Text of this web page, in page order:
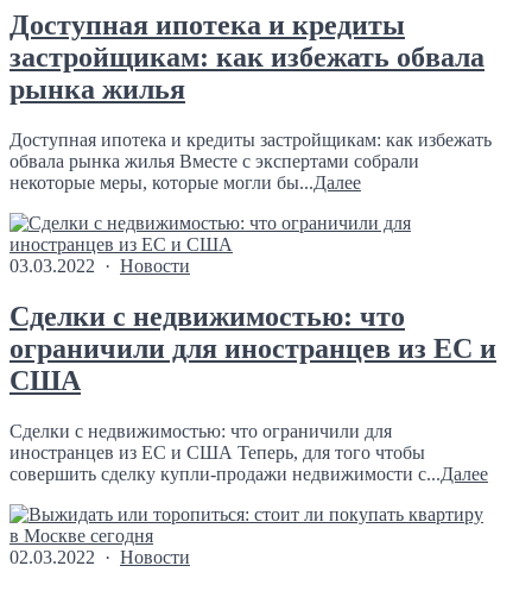
Доступная ипотека и кредиты
застройщикам: как избежать обвала
рынка жилья
Доступная ипотека и кредиты застройщикам: как избежать
обвала рынка жилья Вместе с экспертами собрали
некоторые меры, которые могли бы...Далее
03.03.2022 · Новости
Сделки с недвижимостью: что
ограничили для иностранцев из ЕС и
США
Сделки с недвижимостью: что ограничили для
иностранцев из ЕС и США Теперь, для того чтобы
совершить сделку купли-продажи недвижимости с...Далее
02.03.2022 · Новости